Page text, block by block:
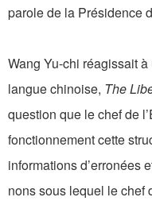
parole de la Présidence
Wang Yu-chi réagissait
langue chinoise, The
question que le chef de
fonctionnement cette
informations d’erronées
nons sous lequel le chef